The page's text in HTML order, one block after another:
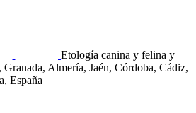
Etología canina y felina y
Granada, Almería, Jaén, Córdoba, Cádiz,
España